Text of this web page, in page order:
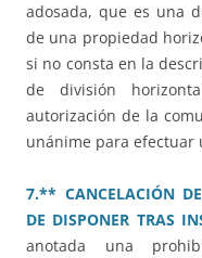
adosada, que es una
de una propiedad
si no consta en la
de división
autorización de la
unánime para efectuar
7.** CANCELACIÓN
DE DISPONER TRAS
anotada una